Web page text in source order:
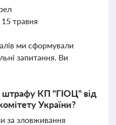
15 травня
ми сформували
запитання. Ви
КП "ГІОЦ" від
України?
за зловживання